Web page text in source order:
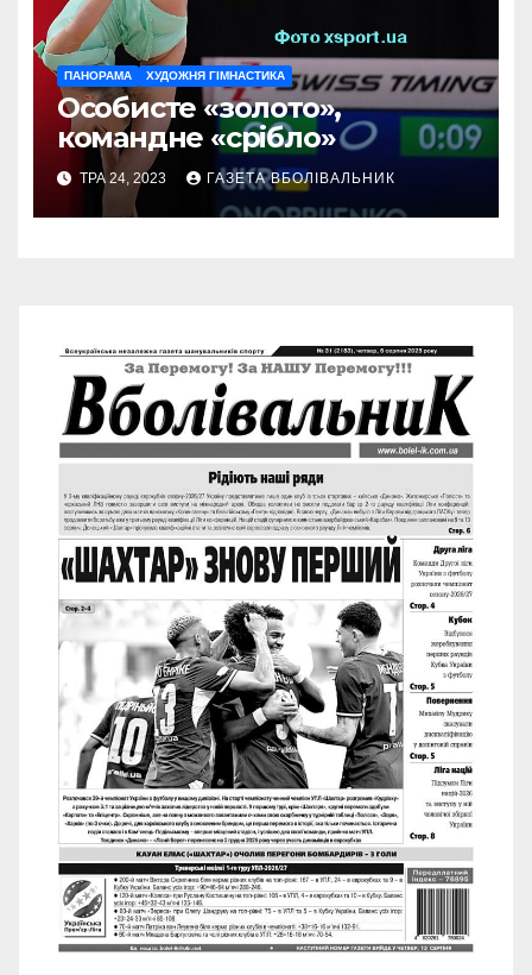
ПАНОРАМА ХУДОЖНЯ ГІМНАСТИКА
Особисте «золото»,
командне «срібло»
ТРА 24, 2023 ГАЗЕТА ВБОЛІВАЛЬНИК